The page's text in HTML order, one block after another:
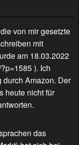
von mir gesetzte
mit
am 18.03.2022
). Ich
Amazon. Der
heute nicht für
das